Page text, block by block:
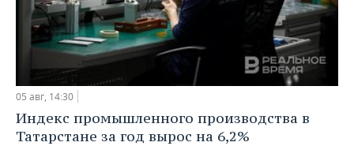
05 авг, 14:30
Индекс промышленного производства в
Татарстане за год вырос на 6,2%